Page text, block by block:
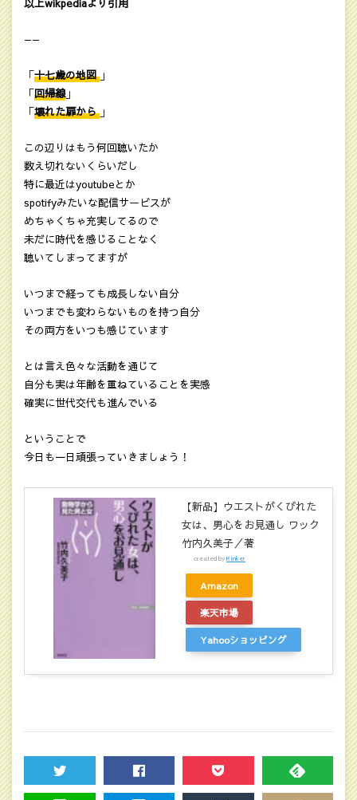
以上wikpediaより引用
——
「十七歳の地図 」
「回帰線」
「壊れた扉から 」
この辺りはもう何回聴いたか
数え切れないくらいだし
特に最近はyoutubeとか
spotifyみたいな配信サービスが
めちゃくちゃ充実してるので
未だに時代を感じることなく
聴いてしまってますが
いつまで経っても成長しない自分
いつまでも変わらないものを持つ自分
その両方をいつも感じています
とは言え色々な活動を通じて
自分も実は年齢を重ねていることを実感
確実に世代交代も進んでいる
ということで
今日も一日頑張っていきましょう！
【新品】ウエストがくびれた
女は、男心をお見通し ワック
竹内久美子／著
created byRinker
Amazon
楽天市場
Yahooショッピング
TWEET SHARE POCKET FEEDLY